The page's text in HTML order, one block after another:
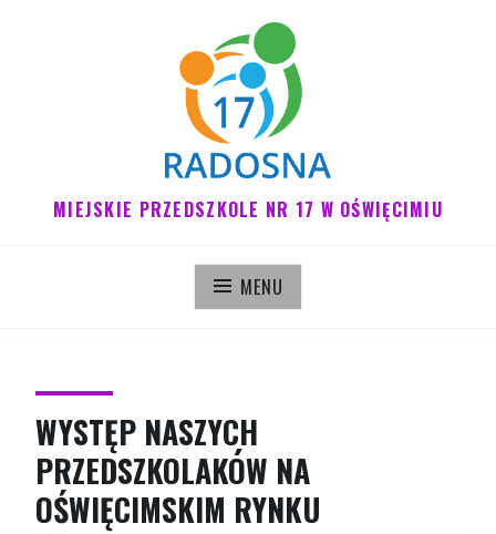
MIEJSKIE PRZEDSZKOLE NR 17 W OŚWIĘCIMIU
MENU
AKTUALNOŚCI
WYSTĘP NASZYCH
PRZEDSZKOLAKÓW NA
OŚWIĘCIMSKIM RYNKU